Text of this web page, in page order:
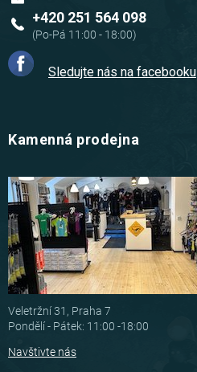
+420 251 564 098
Sledujte nás na facebooku
Kamenná prodejna
Veletržní 31, Praha 7
Pondělí - Pátek: 11:00 -18:00
Navštivte nás